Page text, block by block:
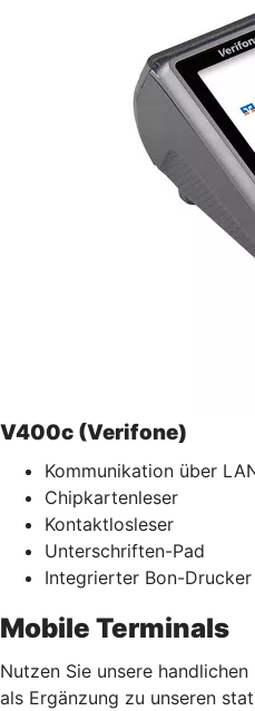
V400c (Verifone)
Kommunikation über
Chipkartenleser
Kontaktlosleser
Unterschriften-Pad
Integrierter Bon-Drucker
Mobile Terminals
Nutzen Sie unsere
als Ergänzung zu unseren